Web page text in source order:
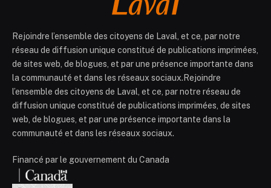
Rejoindre l’ensemble des citoyens de Laval, et ce, par notre
réseau de diffusion unique constitué de publications imprimées,
de sites web, de blogues, et par une présence importante dans
la communauté et dans les réseaux sociaux.Rejoindre
l’ensemble des citoyens de Laval, et ce, par notre réseau de
diffusion unique constitué de publications imprimées, de sites
web, de blogues, et par une présence importante dans la
communauté et dans les réseaux sociaux.
Financé par le gouvernement du Canada